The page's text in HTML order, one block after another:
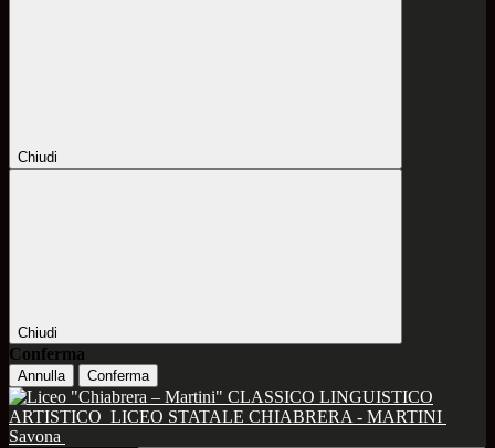
Chiudi
Chiudi
Conferma
Annulla Conferma
CLASSICO LINGUISTICO
ARTISTICO LICEO STATALE CHIABRERA - MARTINI
Savona